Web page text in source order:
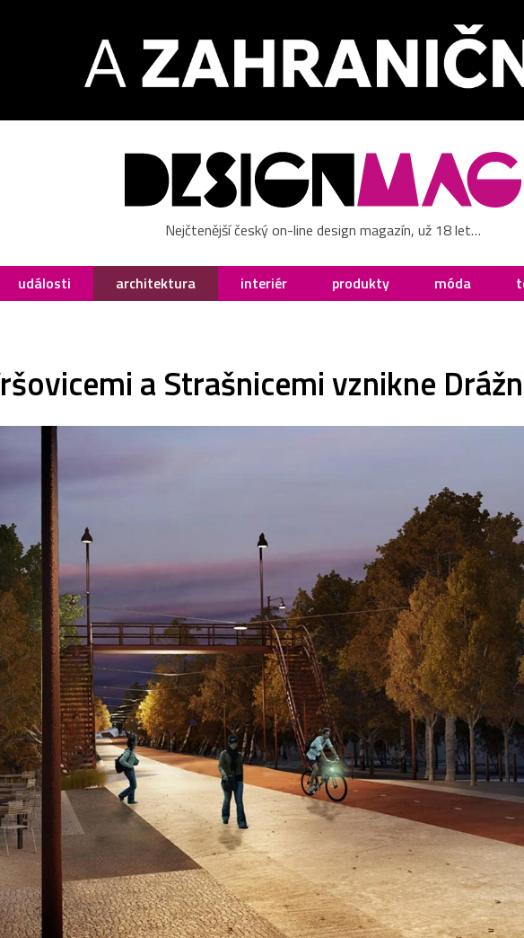
Nejčtenější český on-line design magazín, už 18 let…
události architektura interiér produkty móda
a Strašnicemi vznikne